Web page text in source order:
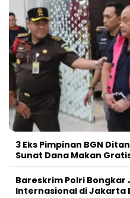
3 Eks Pimpinan BGN
Sunat Dana Makan
Bareskrim Polri Bongkar
Internasional di Jakarta